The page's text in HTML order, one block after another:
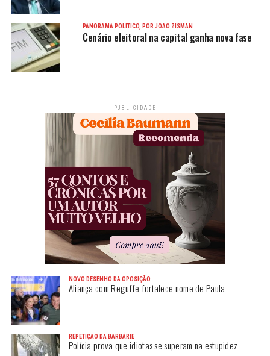
PANORAMA POLÍTICO, POR JOÃO ZISMAN
Cenário eleitoral na capital ganha nova fase
PUBLICIDADE
NOVO DESENHO DA OPOSIÇÃO
Aliança com Reguffe fortalece nome de Paula
REPETIÇÃO DA BARBÁRIE
Polícia prova que idiotas se superam na estupidez